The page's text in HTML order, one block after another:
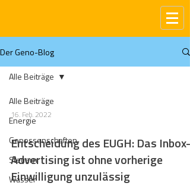
Der Geno-Blog
Alle Beiträge
Energie
Genossenschaften
Steuern
Wasser
Alle Beiträge
16. Feb. 2022
Entscheidung des EUGH: Das Inbox-
Advertising ist ohne vorherige
Einwilligung unzulässig